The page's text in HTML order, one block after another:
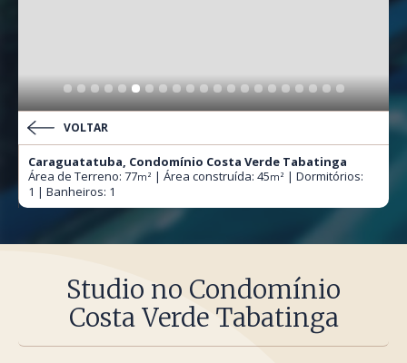
VOLTAR
Caraguatatuba, Condomínio Costa Verde Tabatinga
Área de Terreno: 77m² | Área construída: 45m² | Dormitórios:
1 | Banheiros: 1
Studio no Condomínio
Costa Verde Tabatinga